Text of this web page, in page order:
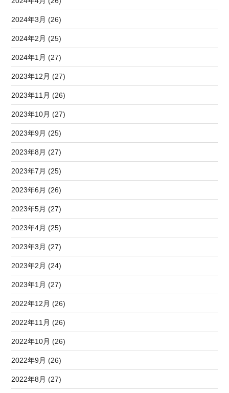
2024年3月 (26)
2024年2月 (25)
2024年1月 (27)
2023年12月 (27)
2023年11月 (26)
2023年10月 (27)
2023年9月 (25)
2023年8月 (27)
2023年7月 (25)
2023年6月 (26)
2023年5月 (27)
2023年4月 (25)
2023年3月 (27)
2023年2月 (24)
2023年1月 (27)
2022年12月 (26)
2022年11月 (26)
2022年10月 (26)
2022年9月 (26)
2022年8月 (27)